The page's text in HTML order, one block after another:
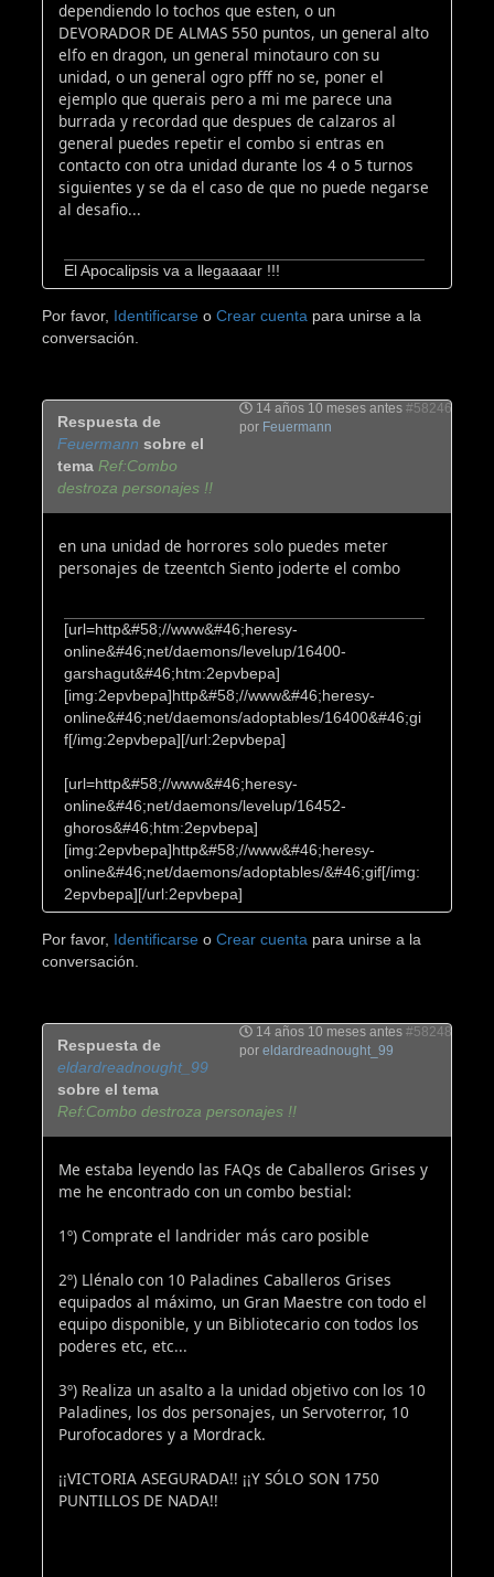
dependiendo lo tochos que esten, o un
DEVORADOR DE ALMAS 550 puntos, un general alto
elfo en dragon, un general minotauro con su
unidad, o un general ogro pfff no se, poner el
ejemplo que querais pero a mi me parece una
burrada y recordad que despues de calzaros al
general puedes repetir el combo si entras en
contacto con otra unidad durante los 4 o 5 turnos
siguientes y se da el caso de que no puede negarse
al desafio...
El Apocalipsis va a llegaaaar !!!
Por favor, Identificarse oCrear cuenta para unirse a la
conversación.
14 años 10 meses antes #58246
por Feuermann
Respuesta de
Feuermann sobre el
temaRef:Combo
destroza personajes !!
en una unidad de horrores solo puedes meter
personajes de tzeentch Siento joderte el combo
[url=http&#58;//www&#46;heresy-
online&#46;net/daemons/levelup/16400-
garshagut&#46;htm:2epvbepa]
[img:2epvbepa]http&#58;//www&#46;heresy-
online&#46;net/daemons/adoptables/16400&#46;gi
f[/img:2epvbepa][/url:2epvbepa]
[url=http&#58;//www&#46;heresy-
online&#46;net/daemons/levelup/16452-
ghoros&#46;htm:2epvbepa]
[img:2epvbepa]http&#58;//www&#46;heresy-
online&#46;net/daemons/adoptables/&#46;gif[/img:
2epvbepa][/url:2epvbepa]
Por favor, Identificarse oCrear cuenta para unirse a la
conversación.
14 años 10 meses antes #58248
por eldardreadnought_99
Respuesta de
eldardreadnought_99
sobre el tema
Ref:Combo destroza personajes !!
Me estaba leyendo las FAQs de Caballeros Grises y
me he encontrado con un combo bestial:
1º) Comprate el landrider más caro posible
2º) Llénalo con 10 Paladines Caballeros Grises
equipados al máximo, un Gran Maestre con todo el
equipo disponible, y un Bibliotecario con todos los
poderes etc, etc...
3º) Realiza un asalto a la unidad objetivo con los 10
Paladines, los dos personajes, un Servoterror, 10
Purofocadores y a Mordrack.
¡¡VICTORIA ASEGURADA!! ¡¡Y SÓLO SON 1750
PUNTILLOS DE NADA!!